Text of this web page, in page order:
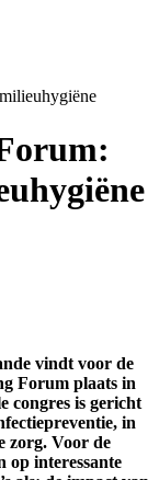
vindt voor de
Forum plaats in
congres is gericht
in
zorg. Voor de
op interessante